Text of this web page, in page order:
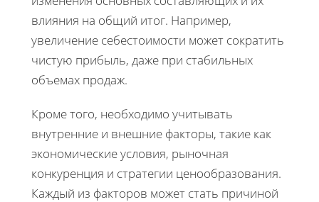
влияния на общий итог. Например,
увеличение себестоимости может сократить
чистую прибыль, даже при стабильных
объемах продаж.
Кроме того, необходимо учитывать
внутренние и внешние факторы, такие как
экономические условия, рыночная
конкуренция и стратегии ценообразования.
Каждый из факторов может стать причиной